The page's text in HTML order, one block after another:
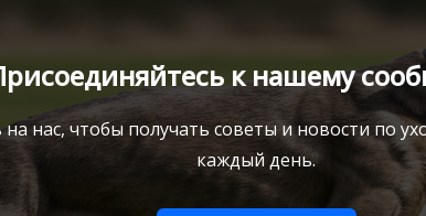
к нашему
нас, чтобы получать советы и новости по
каждый день.